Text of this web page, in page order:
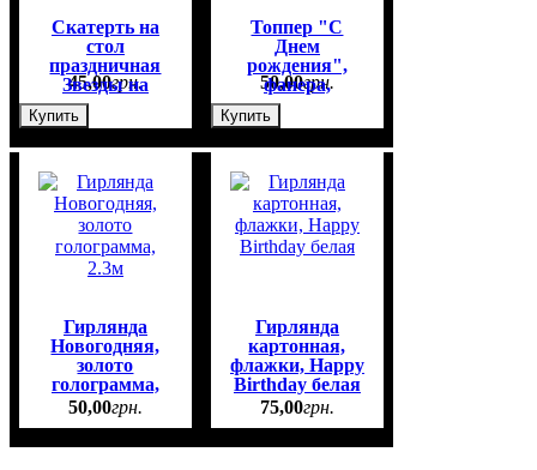
Скатерть на
стол
праздничная
Звезды на
красном
45,00грн.
Купить
Топпер "С
Днем
рождения",
фанера,
17*21см
50,00грн.
Купить
Гирлянда
Новогодняя,
золото
голограмма,
2.3м
50,00грн.
Гирлянда
картонная,
флажки, Happy
Birthday белая
75,00грн.